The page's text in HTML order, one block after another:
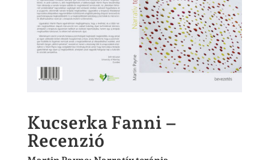
Kucserka Fanni –
Recenzió